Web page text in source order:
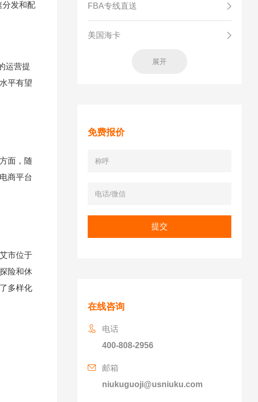
分发和配
运营提
平有望
面，随
商平台
市位于
险和休
多样化
FBA专线直送
美国海卡
展开
免费报价
在线咨询
电话
400-808-2956
邮箱
niukuguoji@usniuku.com